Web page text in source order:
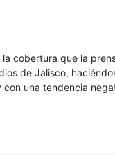
la cobertura que la
de Jalisco,
con una tendencia